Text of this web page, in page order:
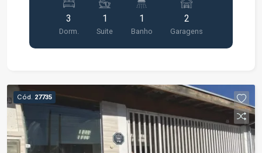
Este apartamento oferece ambientes amplos,
bem distribuídos e mobiliados, proporcionando
mais comodidade para o dia a dia da sua família.
Características do imóvel 03 dormitórios, sendo
social; Área de serviço; 02 vagas de garagem.
Diferenciais Dormitórios mobiliados, prontos
para uso; Cozinha completa e mobiliada;
Excelente distribuição dos ambientes; Ideal para
quem busca praticidade e conforto. O
3
Dorm.
1
Suite
1
Banho
2
Garagens
Cód. 27735